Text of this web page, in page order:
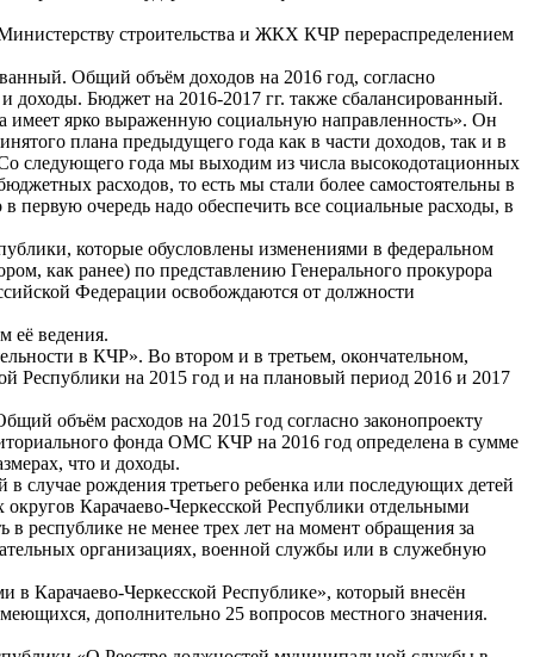
строительства и ЖКХ КЧР перераспределением
Общий объём доходов на 2016 год, согласно
доходы. Бюджет на 2016-2017 гг. также сбалансированный.
имеет ярко выраженную социальную направленность». Он
плана предыдущего года как в части доходов, так и в
следующего года мы выходим из числа высокодотационных
расходов, то есть мы стали более самостоятельны в
очередь надо обеспечить все социальные расходы, в
которые обусловлены изменениями в федеральном
как ранее) по представлению Генерального прокурора
Федерации освобождаются от должности
её ведения.
в КЧР». Во втором и в третьем, окончательном,
Республики на 2015 год и на плановый период 2016 и 2017
объём расходов на 2015 год согласно законопроекту
фонда ОМС КЧР на 2016 год определена в сумме
что и доходы.
случае рождения третьего ребенка или последующих детей
Карачаево-Черкесской Республики отдельными
республике не менее трех лет на момент обращения за
организациях, военной службы или в служебную
в Карачаево-Черкесской Республике», который внесён
дополнительно 25 вопросов местного значения.